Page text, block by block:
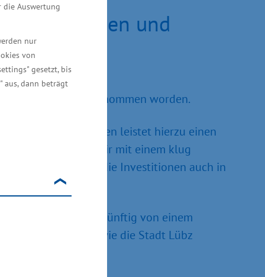
die Auswertung
nur
von
gesetzt, bis
aus, dann beträgt
die Menschen und
in Betrieb genommen worden.
Vietlübbe-Kreien leistet hierzu einen
die wir mit einem klug
Arbeitsplätze und die Investitionen auch in
Siggelkow können künftig von einem
Kritzow sowie die Stadt Lübz